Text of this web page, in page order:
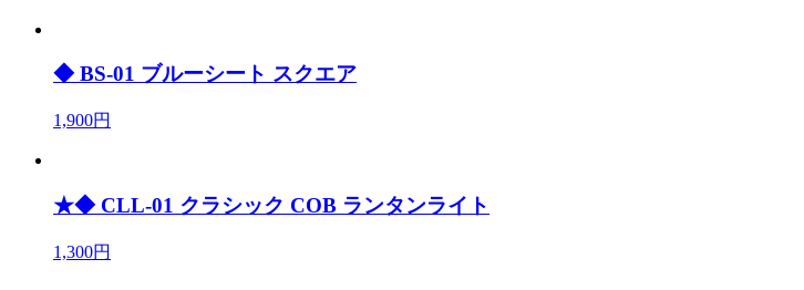
◆ BS-01 ブルーシート スクエア
1,900円
★◆ CLL-01 クラシック COB ランタンライト
1,300円